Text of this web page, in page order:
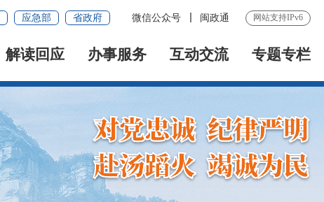
应急部 省政府 微信公众号 闽政通 网站支持IPv6
解读回应 办事服务 互动交流 专题专栏